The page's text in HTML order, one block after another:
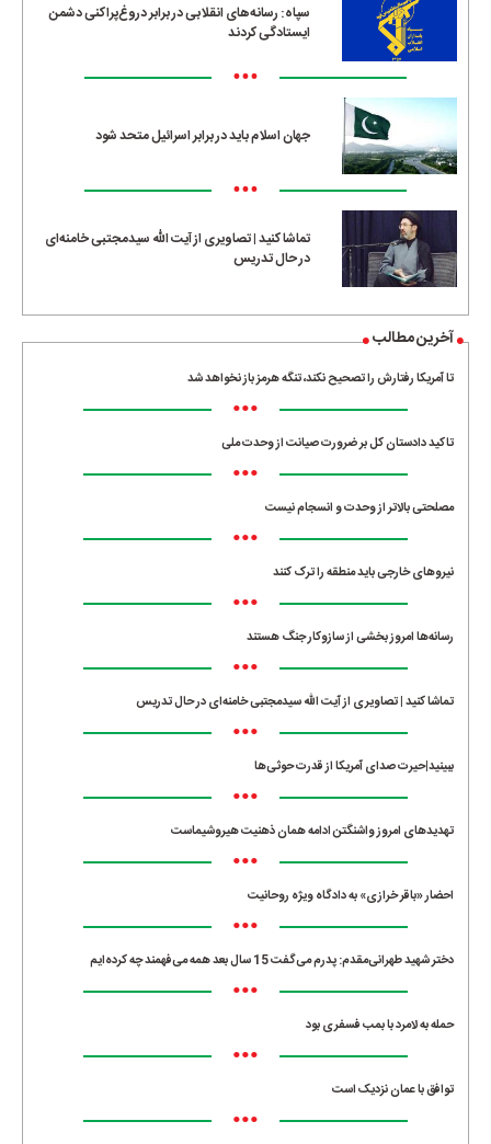
سپاه: رسانه‌های انقلابی در برابر دروغ‌پراکنی دشمن
ایستادگی کردند
•••
جهان اسلام باید در برابر اسرائیل متحد شود
•••
تماشا کنید | تصاویری از آیت الله سیدمجتبی خامنه‌ای
در حال تدریس
آخرین مطالب
تا آمریکا رفتارش را تصحیح نکند، تنگه هرمز باز نخواهد شد
•••
تاکید دادستان کل بر ضرورت صیانت از وحدت ملی
•••
مصلحتی بالاتر از وحدت و انسجام نیست
•••
نیروهای خارجی باید منطقه را ترک کنند
•••
رسانه‌ها امروز بخشی از سازوکار جنگ هستند
•••
تماشا کنید | تصاویری از آیت الله سیدمجتبی خامنه‌ای در حال تدریس
•••
ببینید|حیرت صدای آمریکا از قدرت حوثی‌ها
•••
تهدیدهای امروز واشنگتن ادامه همان ذهنیت هیروشیماست
•••
احضار «باقر خرازی» به دادگاه ویژه روحانیت
•••
دختر شهید طهرانی‌مقدم: پدرم می‌گفت 15 سال بعد همه می‌فهمند چه کرده‌ایم
•••
حمله به لامرد با بمب فسفری بود
•••
توافق با عمان نزدیک است
•••